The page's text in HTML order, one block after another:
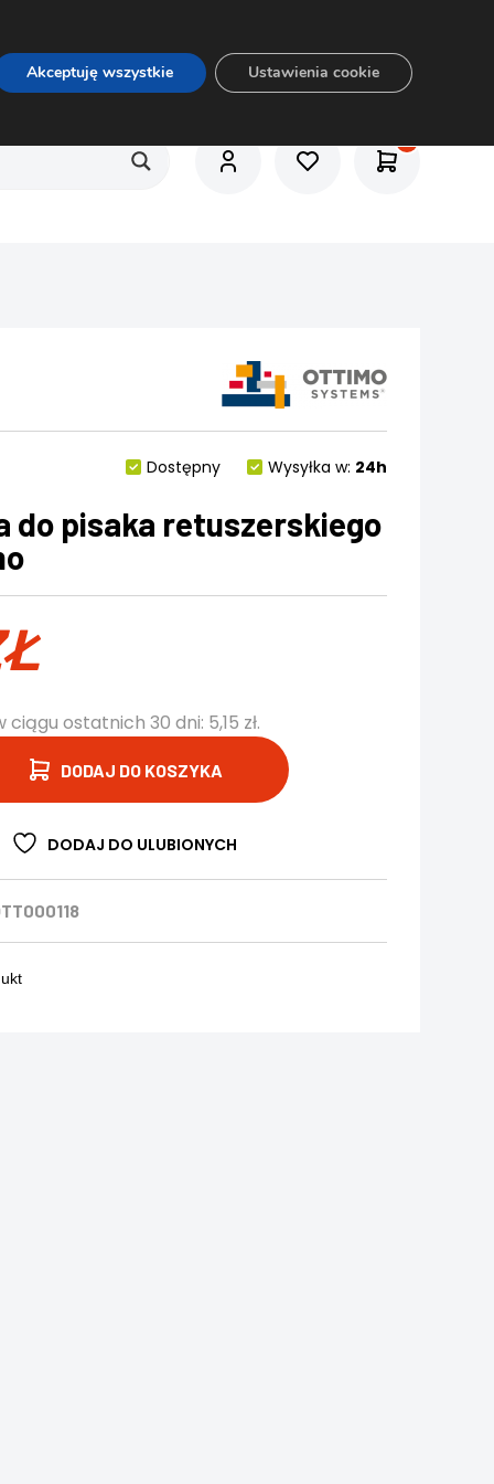
Dostępny Wysyłka w: 24h
do pisaka retuszerskiego
ciągu ostatnich 30 dni: 5,15 zł.
DODAJ DO KOSZYKA
DODAJ DO ULUBIONYCH
Akceptuję wszystkie Ustawienia cookie